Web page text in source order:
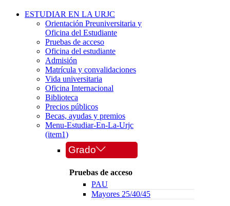
ESTUDIAR EN LA URJC
Orientación Preuniversitaria y
Oficina del Estudiante
Pruebas de acceso
Oficina del estudiante
Admisión
Matrícula y convalidaciones
Vida universitaria
Oficina Internacional
Biblioteca
Precios públicos
Becas, ayudas y premios
Menu-Estudiar-En-La-Urjc
(item1)
Grado
Pruebas de acceso
PAU
Mayores 25/40/45